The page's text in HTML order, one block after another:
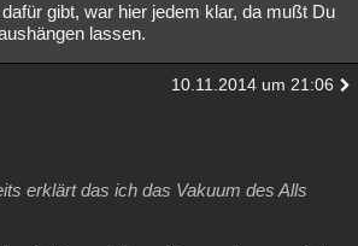
gibt, war hier jedem klar, da mußt Du
lassen.
10.11.2014 um 21:06
erklärt das ich das Vakuum des Alls